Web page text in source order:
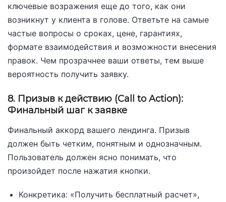
ключевые возражения еще до того, как они
возникнут у клиента в голове. Ответьте на самые
частые вопросы о сроках, цене, гарантиях,
формате взаимодействия и возможности внесения
правок. Чем прозрачнее ваши ответы, тем выше
вероятность получить заявку.
8. Призыв к действию (Call to Action):
Финальный шаг к заявке
Финальный аккорд вашего лендинга. Призыв
должен быть четким, понятным и однозначным.
Пользователь должен ясно понимать, что
произойдет после нажатия кнопки.
Конкретика: «Получить бесплатный расчет»,